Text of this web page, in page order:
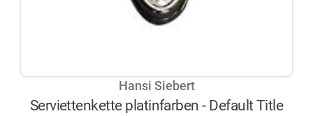
Hansi Siebert
Serviettenkette platinfarben - Default Title